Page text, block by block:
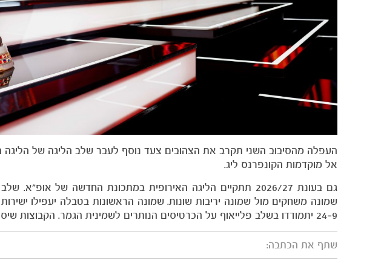
העפלה מהסיבוב השני תקרב את הצהובים צעד נוסף לעבר שלב הליגה של
אל מוקדמות הקונפרנס ליג.
שמונה משחקים מול שמונה יריבות שונות. שמונה הראשונות בטבלה יעפילו
9–24 יתמודדו בשלב פלייאוף על הכרטיסים הנותרים לשמינית הגמר. הקבוצות שיסיימו במקום ה-25 ומטה יסיימו את דרכן במפעל.
שתף את הכתבה: